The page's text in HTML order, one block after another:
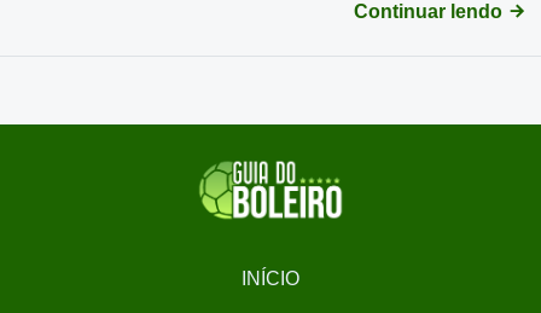
Continuar lendo
INÍCIO